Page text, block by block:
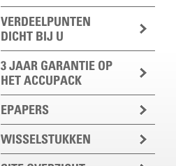
VERDEELPUNTEN
DICHT BIJ U
3 JAAR GARANTIE OP
HET ACCUPACK
EPAPERS
WISSELSTUKKEN